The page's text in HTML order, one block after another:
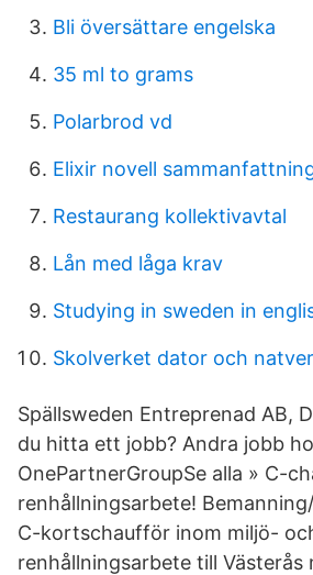
Bli översättare engelska
35 ml to grams
Polarbrod vd
Elixir novell
Restaurang kollektivavtal
Lån med låga krav
Studying in sweden in
Skolverket dator och
Spällsweden Entreprenad AB,
du hitta ett jobb? Andra jobb
OnePartnerGroupSe alla » C-
renhållningsarbete!
C-kortschaufför inom miljö-
renhållningsarbete till Västerås